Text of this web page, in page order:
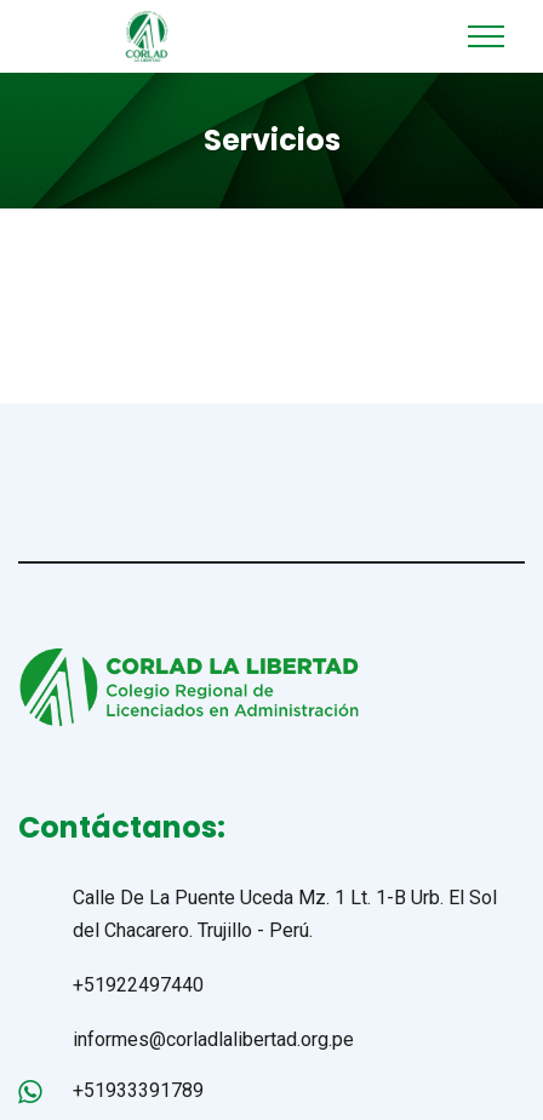
Servicios
Contáctanos:
Calle De La Puente Uceda Mz. 1 Lt. 1-B Urb. El Sol
del Chacarero. Trujillo - Perú.
+51922497440
informes@corladlalibertad.org.pe
+51933391789